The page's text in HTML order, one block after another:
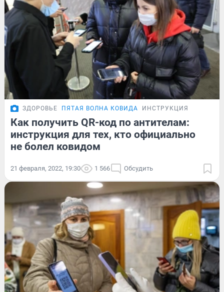
ЗДОРОВЬЕ ПЯТАЯ ВОЛНА КОВИДА ИНСТРУКЦИЯ
Как получить QR-код по антителам:
инструкция для тех, кто официально
не болел ковидом
21 февраля, 2022, 19:30 1 566 Обсудить